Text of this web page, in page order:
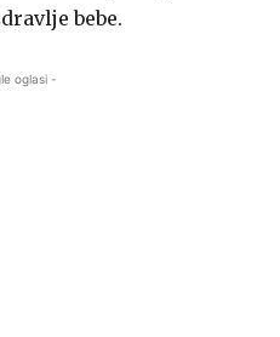
bebe.
oglasi -